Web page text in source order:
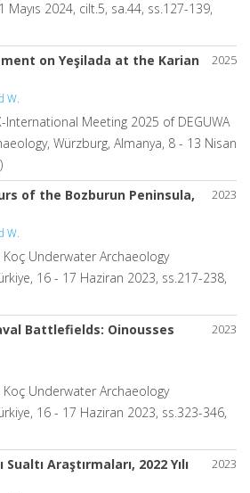
Mayıs 2024, cilt.5, sa.44, ss.127-139,
2025
on Yeşilada at the Karian
W.
International Meeting 2025 of DEGUWA
Würzburg, Almanya, 8 - 13 Nisan
2023
of the Bozburun Peninsula,
W.
Underwater Archaeology
16 - 17 Haziran 2023, ss.217-238,
2023
Battlefields: Oinousses
Underwater Archaeology
16 - 17 Haziran 2023, ss.323-346,
2023
Sualtı Araştırmaları, 2022 Yılı